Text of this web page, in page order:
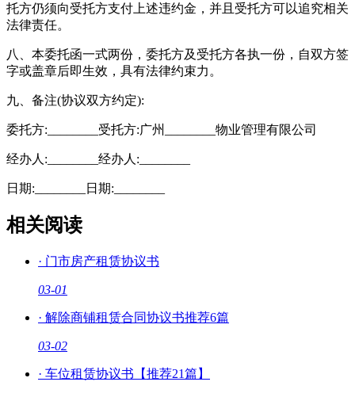
托方仍须向受托方支付上述违约金，并且受托方可以追究相关
法律责任。
八、本委托函一式两份，委托方及受托方各执一份，自双方签
字或盖章后即生效，具有法律约束力。
九、备注(协议双方约定):
委托方:________受托方:广州________物业管理有限公司
经办人:________经办人:________
日期:________日期:________
相关阅读
· 门市房产租赁协议书
03-01
· 解除商铺租赁合同协议书推荐6篇
03-02
· 车位租赁协议书【推荐21篇】